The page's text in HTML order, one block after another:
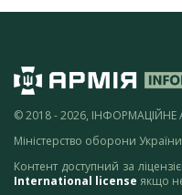
© 2018 - 2026, ІНФОРМАЦІЙНЕ
Міністерство оборони України
Контент доступний за
International license якщо